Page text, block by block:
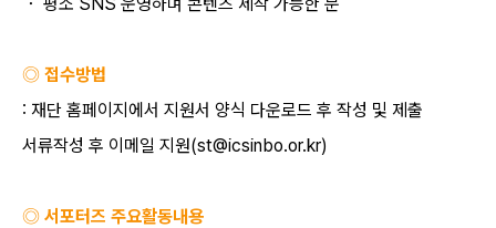
◎ 접수방법
: 재단 홈페이지에서 지원서 양식 다운로드 후 작성 및 제출
서류작성 후 이메일 지원(st@icsinbo.or.kr)
◎ 서포터즈 주요활동내용